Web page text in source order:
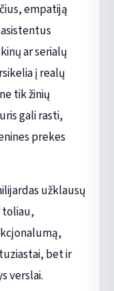
empatiją
ar serialų
į realų
tik žinių
gali rasti,
prekes
užklausų
toliau,
bet ir
verslai.